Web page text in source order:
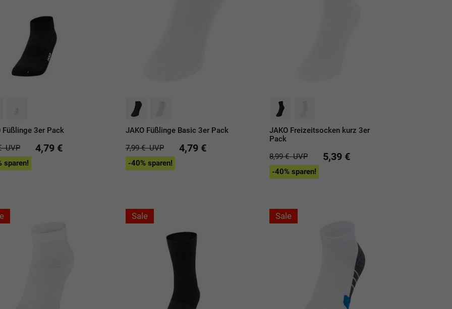
Füßlinge 3er Pack
UVP 4,79 €
sparen!
JAKO Füßlinge Basic 3er Pack
7,99 €UVP 4,79 €
-40% sparen!
JAKO Freizeitsocken kurz 3er
Pack
8,99 €UVP 5,39 €
-40% sparen!
Sale Sale